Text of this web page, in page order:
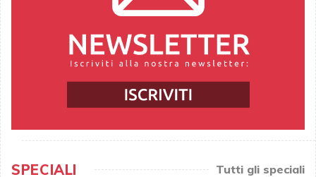
SPECIALI Tutti gli speciali